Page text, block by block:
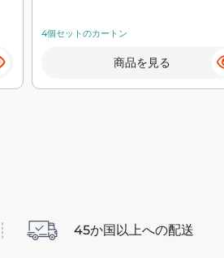
4個セットのカートン
商品を見る
45か国以上への配送